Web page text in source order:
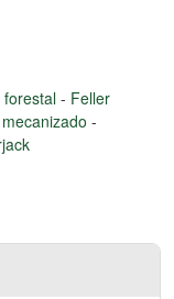
forestal- Feller
-